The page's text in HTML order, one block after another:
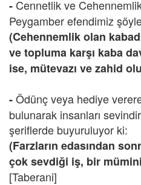
- Cennetlik ve Cehennemlik
Peygamber efendimiz
(Cehennemlik olan
ve topluma karşı kaba
ise, mütevazı ve zahid
-Ödünç veya hediye
bulunarak insanları
şeriflerde buyuruluyor ki:
(Farzların edasından
çok sevdiği iş, bir
[Taberani]